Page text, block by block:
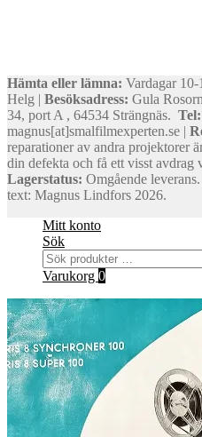
Hämta eller lämna: Vardagar
Helg | Besöksadress: Gula
34, port A , 64534 Strängnäs. Tel:
magnus[at]smalfilmexperten.se |
reparationer av andra projektorer
din defekta och få ett visst avdrag
Lagerstatus: Omgående leverans.
text: Magnus Lindfors 2026.
Mitt konto
Sök
Sök
efter:
Varukorg 0